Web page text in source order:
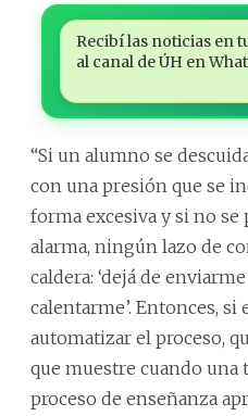
Recibí las noticias en
al canal de ÚH en
“Si un alumno se
con una presión que se
forma excesiva y si no se
alarma, ningún lazo de
caldera: ‘dejá de
calentarme’. Entonces, si
automatizar el proceso,
que muestre cuando una
proceso de enseñanza